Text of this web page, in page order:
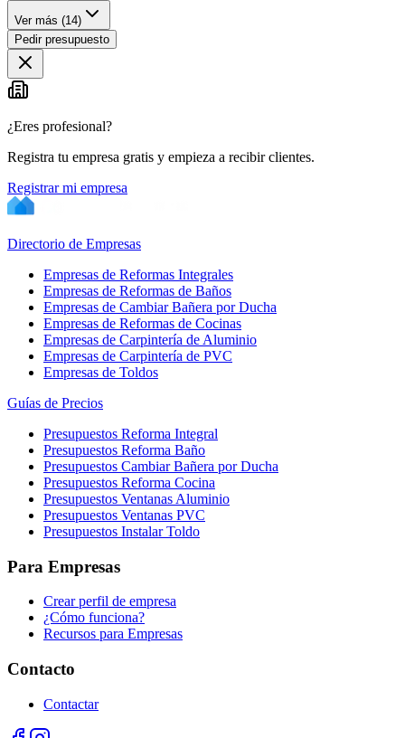
Ver más (14)
Pedir presupuesto
¿Eres profesional?
Registra tu empresa gratis y empieza a recibir clientes.
Registrar mi empresa
Directorio de Empresas
Empresas de Reformas Integrales
Empresas de Reformas de Baños
Empresas de Cambiar Bañera por Ducha
Empresas de Reformas de Cocinas
Empresas de Carpintería de Aluminio
Empresas de Carpintería de PVC
Empresas de Toldos
Guías de Precios
Presupuestos Reforma Integral
Presupuestos Reforma Baño
Presupuestos Cambiar Bañera por Ducha
Presupuestos Reforma Cocina
Presupuestos Ventanas Aluminio
Presupuestos Ventanas PVC
Presupuestos Instalar Toldo
Para Empresas
Crear perfil de empresa
¿Cómo funciona?
Recursos para Empresas
Contacto
Contactar